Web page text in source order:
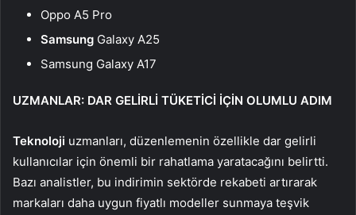
Oppo A5 Pro
Samsung Galaxy A25
Samsung Galaxy A17
UZMANLAR: DAR GELİRLİ TÜKETİCİ İÇİN OLUMLU ADIM
Teknoloji uzmanları, düzenlemenin özellikle dar gelirli
kullanıcılar için önemli bir rahatlama yaratacağını belirtti.
Bazı analistler, bu indirimin sektörde rekabeti artırarak
markaları daha uygun fiyatlı modeller sunmaya teşvik